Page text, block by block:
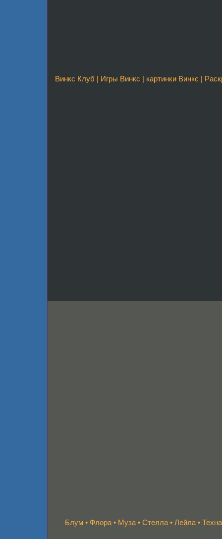
Винкс Клуб Игры Винкс картинки Винкс
Блум • Флора • Муза • Стелла • Лейла • Техна